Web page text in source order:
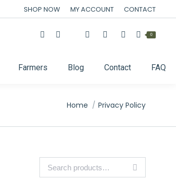
SHOP NOW MY ACCOUNT CONTACT
0
Farmers Blog Contact FAQ
You are here:
Home Privacy Policy